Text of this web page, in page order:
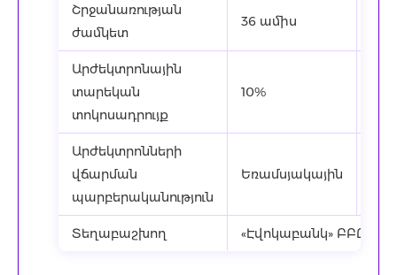
Շրջանառության
ժամկետ
36 ամիս
Արժեկտրոնային
տարեկան
տոկոսադրույք
10%
Արժեկտրոնների
վճարման
պարբերականություն
Եռամսյակային
Տեղաբաշխող «Էվոկաբանկ» ԲԲԸ